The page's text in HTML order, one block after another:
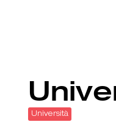
Università